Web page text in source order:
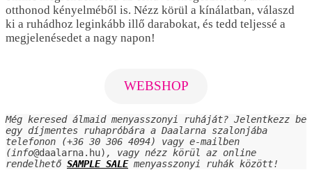
otthonod kényelméből is. Nézz körül a kínálatban, válaszd
ki a ruhádhoz leginkább illő darabokat, és tedd teljessé a
megjelenésedet a nagy napon!
WEBSHOP
Még keresed álmaid menyasszonyi ruháját? Jelentkezz be
egy díjmentes ruhapróbára a Daalarna szalonjába
telefonon (+36 30 306 4094) vagy e-mailben
(info@daalarna.hu) , vagy nézz körül az online
rendelhető SAMPLE SALE menyasszonyi ruhák között!